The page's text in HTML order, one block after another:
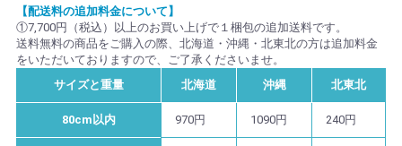
【配送料の追加料金について】
①7,700円（税込）以上のお買い上げで１梱包の追加送料です。
送料無料の商品をご購入の際、北海道・沖縄・北東北の方は追加料金
をいただいておりますので、ご了承くださいませ。
サイズと重量
北海道 沖縄 北東北
80cm以内 970円 1090円 240円